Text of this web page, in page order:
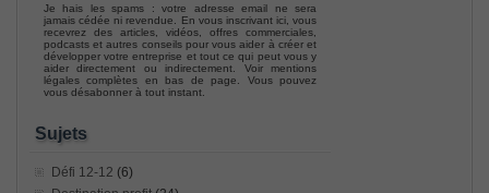
Je hais les spams : votre adresse email ne sera
jamais cédée ni revendue. En vous inscrivant ici, vous
recevrez des articles, vidéos, offres commerciales,
podcasts et autres conseils pour vous aider à créer et
développer votre entreprise et tout ce qui peut vous y
aider directement ou indirectement. Voir mentions
légales complètes en bas de page. Vous pouvez
vous désabonner à tout instant.
Sujets
Défi 12-12 (6)